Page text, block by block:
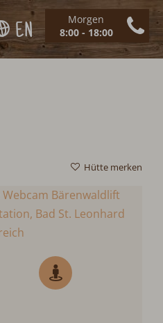
Morgen
8:00 - 18:00
EN
Hütte merken